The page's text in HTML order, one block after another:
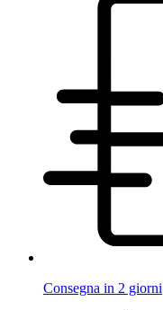
Consegna in 2 giorni